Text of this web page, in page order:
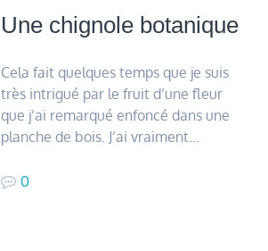
Une chignole botanique
Cela fait quelques temps que je suis
très intrigué par le fruit d’une fleur
que j’ai remarqué enfoncé dans une
planche de bois. J’ai vraiment…
0